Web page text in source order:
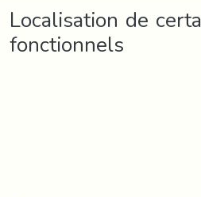
Localisation de
fonctionnels